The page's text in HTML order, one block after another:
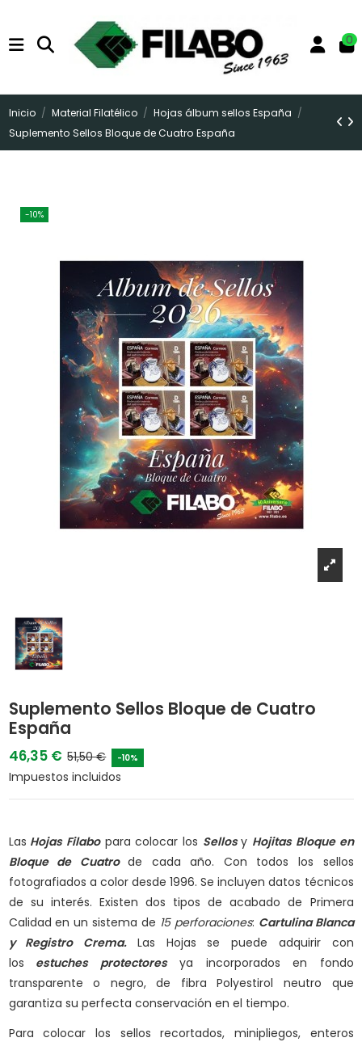
0
Inicio Material Filatélico
Hojas álbum sellos España
Suplemento Sellos Bloque de Cuatro España
-10%
Suplemento Sellos Bloque de Cuatro
España
46,35 € 51,50 € -10%
Impuestos incluidos
Las Hojas Filabopara colocar los Sellos y Hojitas Bloque en
Bloque de Cuatrode cada año. Con todos los sellos
fotografiados a color desde 1996. Se incluyen datos técnicos
de su interés. Existen dos tipos de acabado de Primera
Calidad en un sistema de 15 perforaciones: Cartulina Blanca
y Registro Crema. Las Hojas se puede adquirir con
los estuches protectoresya incorporados en fondo
transparente o negro, de fibra Polyestirol neutro que
garantiza su perfecta conservación en el tiempo.
Para colocar los sellos recortados, minipliegos, enteros